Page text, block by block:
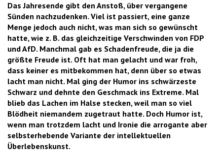
Das Jahresende gibt den Anstoß, über vergangene
Sünden nachzudenken. Viel ist passiert, eine ganze
Menge jedoch auch nicht, was man sich so gewünscht
hatte, wie z. B. das gleichzeitige Verschwinden von FDP
und AfD. Manchmal gab es Schadenfreude, die ja die
größte Freude ist. Oft hat man gelacht und war froh,
dass keiner es mitbekommen hat, denn über so etwas
lacht man nicht. Mal ging der Humor ins schwärzeste
Schwarz und dehnte den Geschmack ins Extreme. Mal
blieb das Lachen im Halse stecken, weil man so viel
Blödheit niemandem zugetraut hatte. Doch Humor ist,
wenn man trotzdem lacht und Ironie die arrogante aber
selbsterhebende Variante der intellektuellen
Überlebenskunst.